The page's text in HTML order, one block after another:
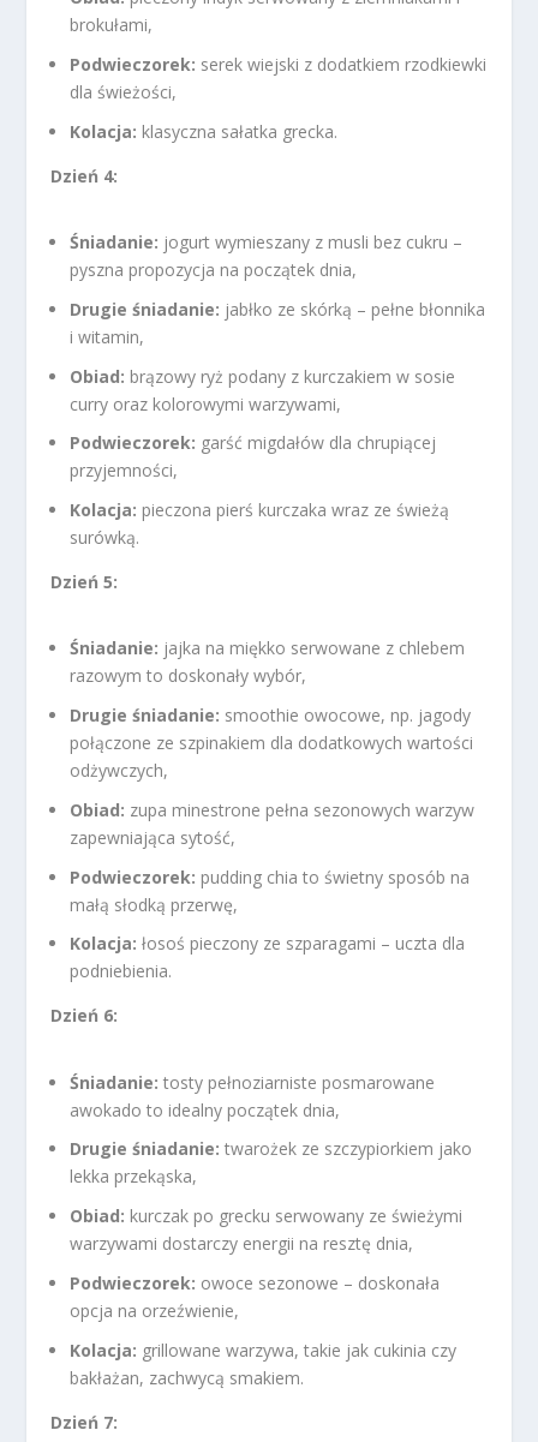
brokułami,
Podwieczorek: serek wiejski z dodatkiem rzodkiewki
dla świeżości,
Kolacja: klasyczna sałatka grecka.
Dzień 4:
Śniadanie: jogurt wymieszany z musli bez cukru –
pyszna propozycja na początek dnia,
Drugie śniadanie: jabłko ze skórką – pełne błonnika
i witamin,
Obiad: brązowy ryż podany z kurczakiem w sosie
curry oraz kolorowymi warzywami,
Podwieczorek: garść migdałów dla chrupiącej
przyjemności,
Kolacja: pieczona pierś kurczaka wraz ze świeżą
surówką.
Dzień 5:
Śniadanie: jajka na miękko serwowane z chlebem
razowym to doskonały wybór,
Drugie śniadanie: smoothie owocowe, np. jagody
połączone ze szpinakiem dla dodatkowych wartości
odżywczych,
Obiad: zupa minestrone pełna sezonowych warzyw
zapewniająca sytość,
Podwieczorek: pudding chia to świetny sposób na
małą słodką przerwę,
Kolacja: łosoś pieczony ze szparagami – uczta dla
podniebienia.
Dzień 6:
Śniadanie: tosty pełnoziarniste posmarowane
awokado to idealny początek dnia,
Drugie śniadanie: twarożek ze szczypiorkiem jako
lekka przekąska,
Obiad: kurczak po grecku serwowany ze świeżymi
warzywami dostarczy energii na resztę dnia,
Podwieczorek: owoce sezonowe – doskonała
opcja na orzeźwienie,
Kolacja: grillowane warzywa, takie jak cukinia czy
bakłażan, zachwycą smakiem.
Dzień 7: